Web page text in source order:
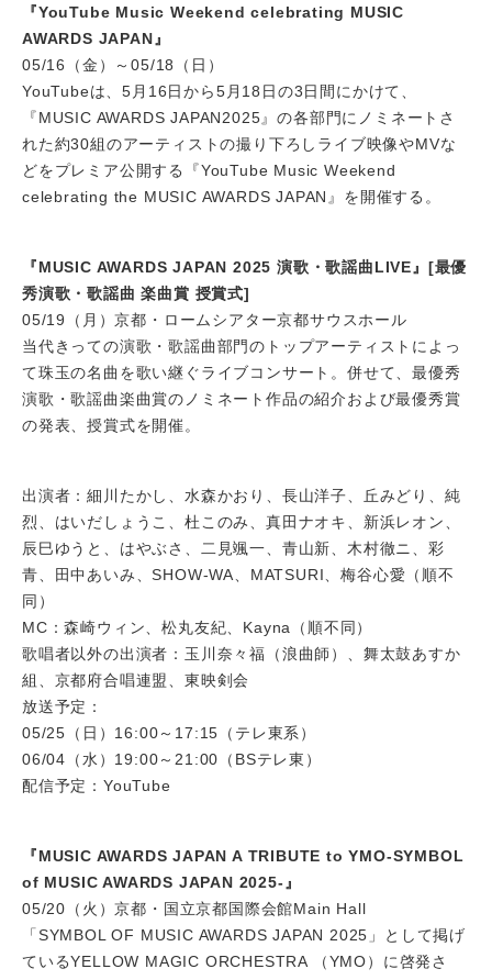
『YouTube Music Weekend celebrating MUSIC
AWARDS JAPAN』
05/16（金）～05/18（日）
YouTubeは、5月16日から5月18日の3日間にかけて、
『MUSIC AWARDS JAPAN2025』の各部門にノミネートさ
れた約30組のアーティストの撮り下ろしライブ映像やMVな
どをプレミア公開する『YouTube Music Weekend
celebrating the MUSIC AWARDS JAPAN』を開催する。
『MUSIC AWARDS JAPAN 2025 演歌・歌謡曲LIVE』[最優
秀演歌・歌謡曲 楽曲賞 授賞式]
05/19（月）京都・ロームシアター京都サウスホール
当代きっての演歌・歌謡曲部門のトップアーティストによっ
て珠玉の名曲を歌い継ぐライブコンサート。併せて、最優秀
演歌・歌謡曲楽曲賞のノミネート作品の紹介および最優秀賞
の発表、授賞式を開催。
出演者：細川たかし、水森かおり、長山洋子、丘みどり、純
烈、はいだしょうこ、杜このみ、真田ナオキ、新浜レオン、
辰巳ゆうと、はやぶさ、二見颯一、青山新、木村徹ニ、彩
青、田中あいみ、SHOW-WA、MATSURI、梅谷心愛（順不
同）
MC：森崎ウィン、松丸友紀、Kayna（順不同）
歌唱者以外の出演者：玉川奈々福（浪曲師）、舞太鼓あすか
組、京都府合唱連盟、東映剣会
放送予定：
05/25（日）16:00～17:15（テレ東系）
06/04（水）19:00～21:00（BSテレ東）
配信予定：YouTube
『MUSIC AWARDS JAPAN A TRIBUTE to YMO-SYMBOL
of MUSIC AWARDS JAPAN 2025-』
05/20（火）京都・国立京都国際会館Main Hall
「SYMBOL OF MUSIC AWARDS JAPAN 2025」として掲げ
ているYELLOW MAGIC ORCHESTRA （YMO）に啓発さ